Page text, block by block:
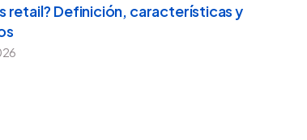
retail? Definición, características y